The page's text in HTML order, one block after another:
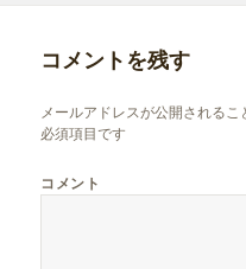
コメントを残す
メールアドレスが公開されるこ
必須項目です
コメント